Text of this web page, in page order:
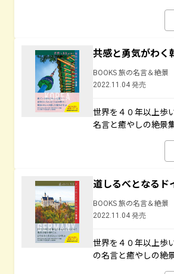
共感と勇気がわく
BOOKS 旅の名言＆絶景
2022.11.04 発売
世界を４０年以上歩
名言と癒やしの絶景
道しるべとなるド
BOOKS 旅の名言＆絶景
2022.11.04 発売
世界を４０年以上歩
の名言と癒やしの絶